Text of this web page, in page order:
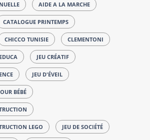
AIDE A LA MARCHE
CATALOGUE PRINTEMPS
CHICCO TUNISIE CLEMENTONI
EDUCA JEU CRÉATIF
JEU D'ÉVEIL
BÉBÉ
LEGO JEU DE SOCIÉTÉ